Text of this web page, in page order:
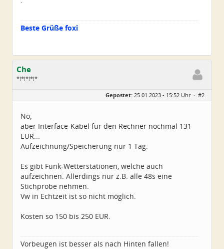
Beste Grüße foxi
Che
*!*!*!*!*
Alter:
72
Dabei seit:
Gepostet: 25.01.2023 - 15:52 Uhr · #2
Nö,
aber Interface-Kabel für den Rechner nochmal 131
EUR...
Aufzeichnung/Speicherung nur 1 Tag.
Es gibt Funk-Wetterstationen, welche auch
aufzeichnen. Allerdings nur z.B. alle 48s eine
Stichprobe nehmen.
Vw in Echtzeit ist so nicht möglich.
Kosten so 150 bis 250 EUR.
Vorbeugen ist besser als nach Hinten fallen!